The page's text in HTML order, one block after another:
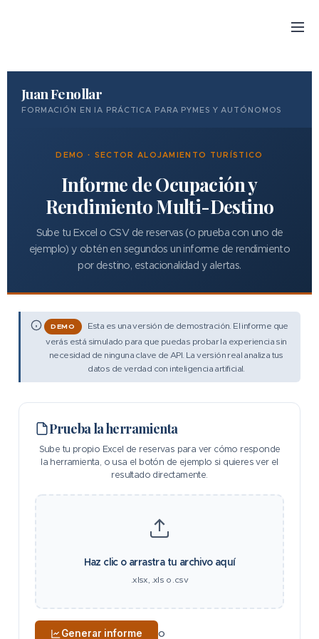
Juan Fenollar
FORMACIÓN EN IA PRÁCTICA PARA PYMES Y AUTÓNOMOS
DEMO · SECTOR ALOJAMIENTO TURÍSTICO
Informe de Ocupación y
Rendimiento Multi-Destino
Sube tu Excel o CSV de reservas (o prueba con uno de
ejemplo) y obtén en segundos un informe de rendimiento
por destino, estacionalidad y alertas.
DEMO
Esta es una versión de demostración. El informe que
verás está simulado para que puedas probar la experiencia sin
necesidad de ninguna clave de API. La versión real analiza tus
datos de verdad con inteligencia artificial.
Prueba la herramienta
Sube tu propio Excel de reservas para ver cómo responde
la herramienta, o usa el botón de ejemplo si quieres ver el
resultado directamente.
Haz clic o arrastra tu archivo aquí
.xlsx, .xls o .csv
Generar informe O